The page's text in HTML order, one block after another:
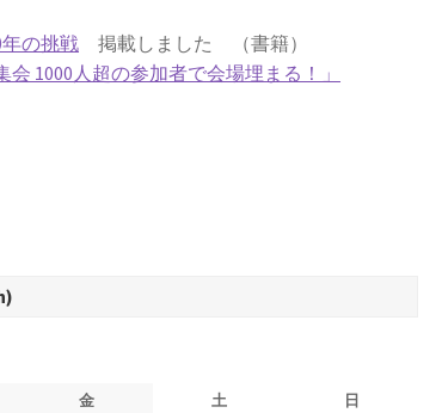
の挑戦 掲載しました （書籍）
1000人超の参加者で会場埋まる！」
金 土 日